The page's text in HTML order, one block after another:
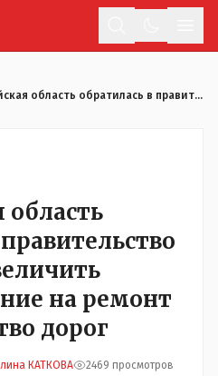
Костанайская область обратилась в правительство с просьбой увеличить финансирование на ремонт и строительство дорог
область
на ремонт
дорог
КАТКОВА 2469 просмотров